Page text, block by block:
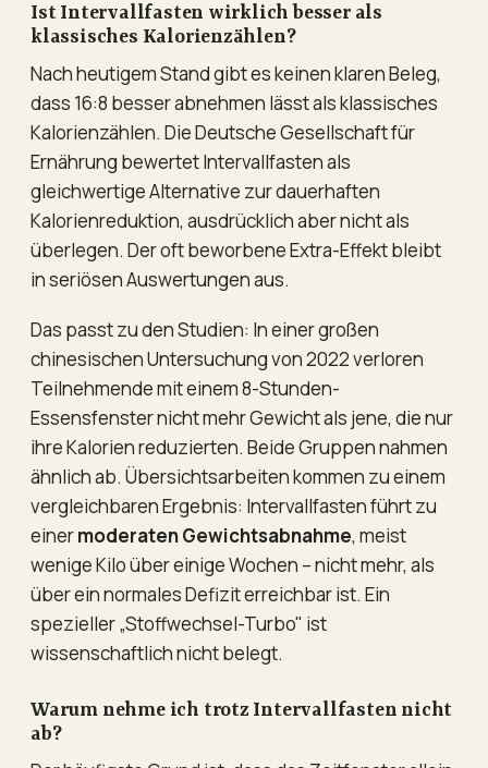
Ist Intervallfasten wirklich besser als
klassisches Kalorienzählen?
Nach heutigem Stand gibt es keinen klaren Beleg,
dass 16:8 besser abnehmen lässt als klassisches
Kalorienzählen. Die Deutsche Gesellschaft für
Ernährung bewertet Intervallfasten als
gleichwertige Alternative zur dauerhaften
Kalorienreduktion, ausdrücklich aber nicht als
überlegen. Der oft beworbene Extra-Effekt bleibt
in seriösen Auswertungen aus.
Das passt zu den Studien: In einer großen
chinesischen Untersuchung von 2022 verloren
Teilnehmende mit einem 8-Stunden-
Essensfenster nicht mehr Gewicht als jene, die nur
ihre Kalorien reduzierten. Beide Gruppen nahmen
ähnlich ab. Übersichtsarbeiten kommen zu einem
vergleichbaren Ergebnis: Intervallfasten führt zu
einermoderaten Gewichtsabnahme, meist
wenige Kilo über einige Wochen – nicht mehr, als
über ein normales Defizit erreichbar ist. Ein
spezieller „Stoffwechsel-Turbo" ist
wissenschaftlich nicht belegt.
Warum nehme ich trotz Intervallfasten nicht
ab?